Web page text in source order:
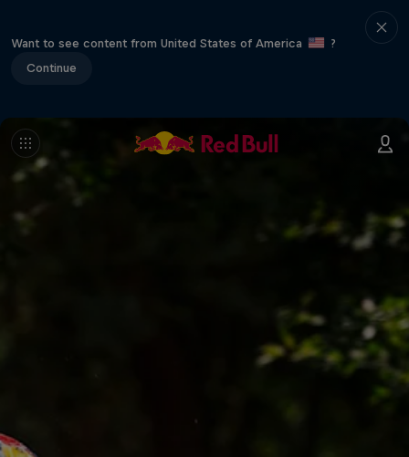
Want to see content from United States of America
?
Continue